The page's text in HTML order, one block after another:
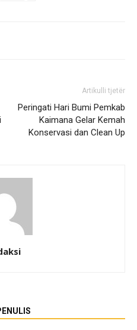
Artikulli tjetër
Peringati Hari Bumi Pemkab
Kaimana Gelar Kemah
Konservasi dan Clean Up